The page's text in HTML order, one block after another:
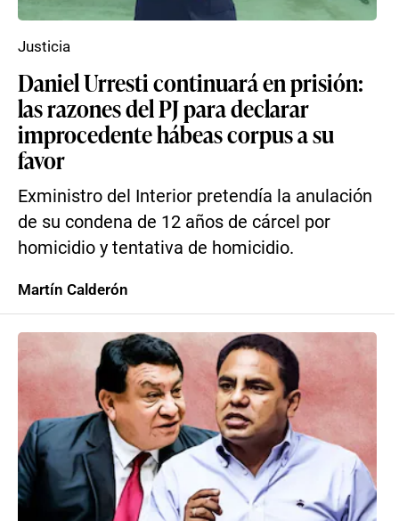
Daniel Urresti continuará en prisión:
las razones del PJ para declarar
improcedente hábeas corpus a su
favor
Exministro del Interior pretendía la anulación
de su condena de 12 años de cárcel por
homicidio y tentativa de homicidio.
Justicia
Martín Calderón